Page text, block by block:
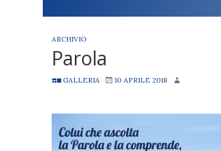
ARCHIVIO
Parola
GALLERIA 10 APRILE 2018